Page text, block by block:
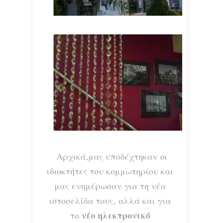
Αρχικά,μας υποδέχτηκαν οι
ιδιοκτήτες του κομμωτηρίου και
μας ενημέρωσαν για τη νέα
ιστοσελίδα τους, αλλά και για
τονέο ηλεκτρονικό